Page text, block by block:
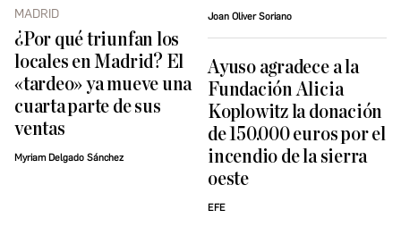
MADRID
¿Por qué triunfan los
locales en Madrid? El
«tardeo» ya mueve una
cuarta parte de sus
ventas
Myriam Delgado Sánchez
Joan Oliver Soriano
Ayuso agradece a la
Fundación Alicia
Koplowitz la donación
de 150.000 euros por el
incendio de la sierra
oeste
EFE